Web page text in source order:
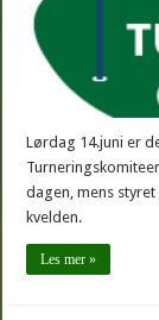
Lørdag 14.juni er
dagen, mens
kvelden.
Les mer »